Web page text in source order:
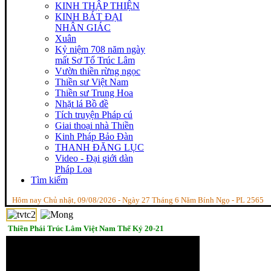
KINH THẬP THIỆN
KINH BÁT ĐẠI
NHÂN GIÁC
Xuân
Kỷ niệm 708 năm ngày
mất Sơ Tổ Trúc Lâm
Vườn thiền rừng ngọc
Thiền sư Việt Nam
Thiền sư Trung Hoa
Nhặt lá Bồ đề
Tích truyện Pháp cú
Giai thoại nhà Thiền
Kinh Pháp Bảo Đàn
THANH ĐĂNG LỤC
Video - Đại giới dàn
Pháp Loa
Tìm kiếm
Hôm nay Chủ nhật, 09/08/2026 - Ngày 27 Tháng 6 Năm Bính Ngọ - PL 2565
Thiền Phái Trúc Lâm Việt Nam Thế Kỷ 20-21